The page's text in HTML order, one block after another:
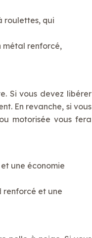
roulettes, qui
métal renforcé,
Si vous devez libérer
En revanche, si vous
motorisée vous fera
une économie
renforcé et une